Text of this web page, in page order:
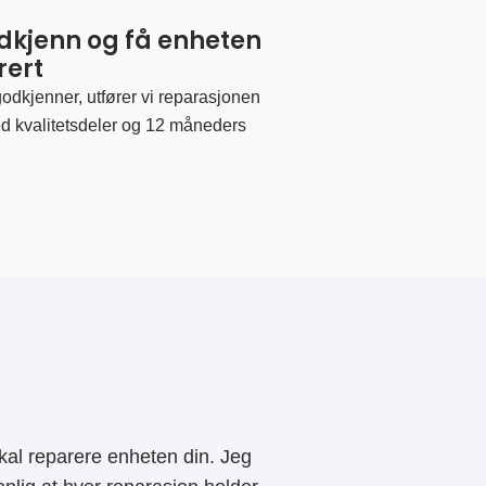
og få enheten
utfører vi reparasjonen
kvalitetsdeler og 12 måneders
reparere enheten din. Jeg